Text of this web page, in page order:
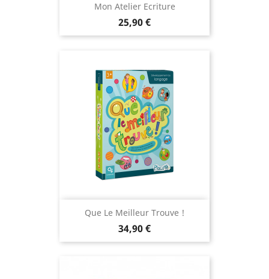
Mon Atelier Ecriture
Prix
25,90 €
Que Le Meilleur Trouve !
Prix
34,90 €